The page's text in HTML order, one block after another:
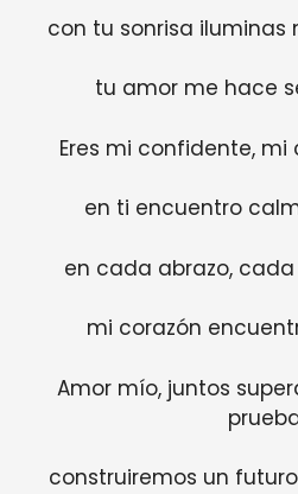
con tu sonrisa iluminas
tu amor me hace
Eres mi confidente, mi
en ti encuentro
en cada abrazo,
mi corazón
Amor mío, juntos
construiremos un